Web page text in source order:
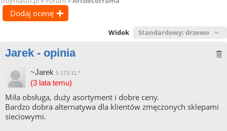
Dodaj ocenę
Widok
Jarek - opinia
~Jarek 5.173.11.*
(3 lata temu)
Miła obsługa, duży asortyment i dobre ceny.
Bardzo dobra alternatywa dla klientów zmęczonych sklepami
sieciowymi.